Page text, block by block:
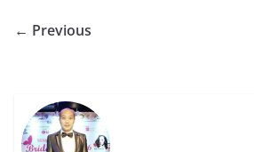
← Previous